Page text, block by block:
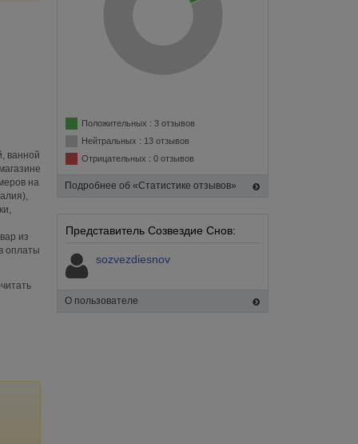
ванной
на
из
оплаты
Положительных : 3 отзывов
Нейтральных : 13 отзывов
Отрицательных : 0 отзывов
Подробнее об «Статистике отзывов»
Представитель Созвездие Снов:
sozvezdiesnov
О пользователе